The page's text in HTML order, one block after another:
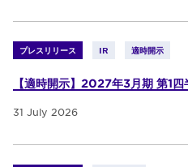
プレスリリース IR 適時開示
【適時開示】2027年3月期 第1
31 July 2026